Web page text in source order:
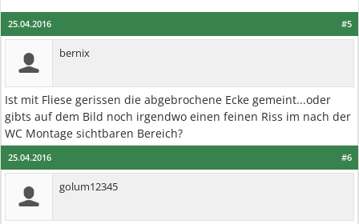
#5
25.04.2016
bernix
Ist mit Fliese gerissen die abgebrochene Ecke gemeint...oder
gibts auf dem Bild noch irgendwo einen feinen Riss im nach der
WC Montage sichtbaren Bereich?
#6
25.04.2016
golum12345